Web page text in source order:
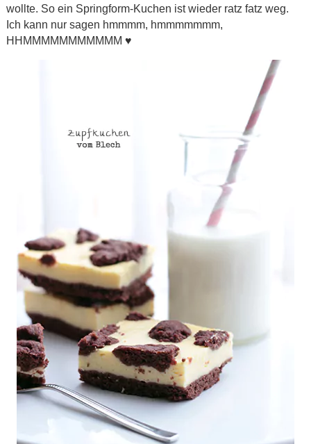
wollte. So ein Springform-Kuchen ist wieder ratz fatz weg.
Ich kann nur sagen hmmmm, hmmmmmmm,
HHMMMMMMMMMMM ♥